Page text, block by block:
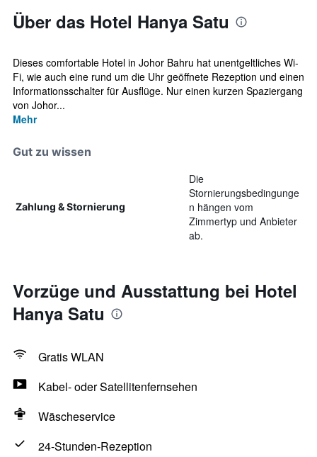
Über das Hotel Hanya Satu
Dieses comfortable Hotel in Johor Bahru hat unentgeltliches Wi-
Fi, wie auch eine rund um die Uhr geöffnete Rezeption und einen
Informationsschalter für Ausflüge. Nur einen kurzen Spaziergang
von Johor...
Mehr
Gut zu wissen
Zahlung & Stornierung
Die
Stornierungsbedingunge
n hängen vom
Zimmertyp und Anbieter
ab.
Vorzüge und Ausstattung bei Hotel
Hanya Satu
Gratis WLAN
Kabel- oder Satellitenfernsehen
Wäscheservice
24-Stunden-Rezeption